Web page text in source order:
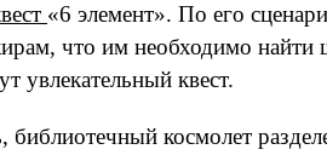
«6 элемент». По его
что им необходимо
увлекательный квест.
космолет